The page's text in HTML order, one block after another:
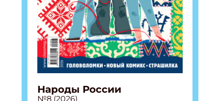
Народы России
№8 (2026)